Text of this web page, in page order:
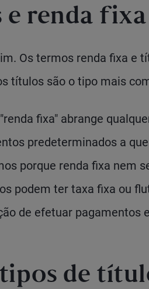
e renda fixa
Os termos renda fixa e
títulos são o tipo mais
fixa" abrange
predeterminados a
porque renda fixa nem
podem ter taxa fixa ou
de efetuar pagamentos
de